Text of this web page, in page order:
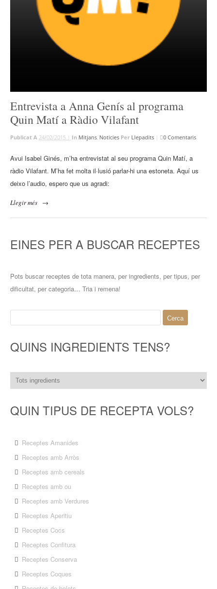
Entrevista a Anna Genís al programa
Quin Matí a Ràdio Vilafant
Publicat A 24/02/2015 | In Mitjans, Noticies Per Llepadits 0 Comentaris
Avui Isabel Ginés, m’ha entrevistat al seu programa Quin Matí, a
ràdio Vilafant. M’ha fet molta il·lusió parlar-hi una estoneta. Aquí us
deixo l’audio, espero que us agradi:
Llegir més →
EINES PER A BUSCAR RECEPTES
Pots buscar receptes de tota manera, per ingredients, per tipus, per
dificultat, per categoria… Tria i remena!
QUINS INGREDIENTS TENS?
QUIN TIPUS DE RECEPTA VOLS?
Receptes Amanides
Receptes amb Arròs
Receptes amb cereals
Receptes amb ou
Receptes amb Verdures
Receptes Aperitiu
Receptes Cocs
Receptes Confitura
Receptes Conserva
Receptes Coques